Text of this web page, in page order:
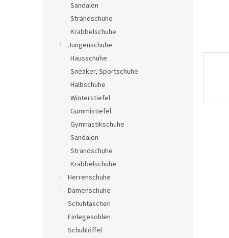
Sandalen
Strandschuhe
Krabbelschuhe
Jungenschuhe
Hausschuhe
Sneaker, Sportschuhe
Halbschuhe
Winterstiefel
Gummistiefel
Gymnastikschuhe
Sandalen
Strandschuhe
Krabbelschuhe
Herrenschuhe
Damenschuhe
Schuhtaschen
Einlegesohlen
Schuhlöffel